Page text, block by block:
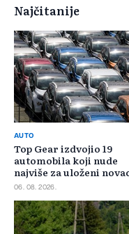
Najčitanije
AUTO
Top Gear izdvojio 19
automobila koji nude
najviše za uloženi
06. 08. 2026.